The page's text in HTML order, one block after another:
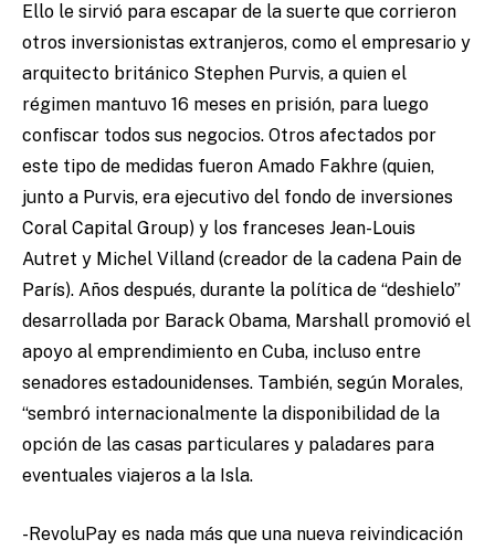
Ello le sirvió para escapar de la suerte que corrieron
otros inversionistas extranjeros, como el empresario y
arquitecto británico Stephen Purvis, a quien el
régimen mantuvo 16 meses en prisión, para luego
confiscar todos sus negocios. Otros afectados por
este tipo de medidas fueron Amado Fakhre (quien,
junto a Purvis, era ejecutivo del fondo de inversiones
Coral Capital Group) y los franceses Jean-Louis
Autret y Michel Villand (creador de la cadena Pain de
París). Años después, durante la política de “deshielo”
desarrollada por Barack Obama, Marshall promovió el
apoyo al emprendimiento en Cuba, incluso entre
senadores estadounidenses. También, según Morales,
“sembró internacionalmente la disponibilidad de la
opción de las casas particulares y paladares para
eventuales viajeros a la Isla.
-RevoluPay es nada más que una nueva reivindicación